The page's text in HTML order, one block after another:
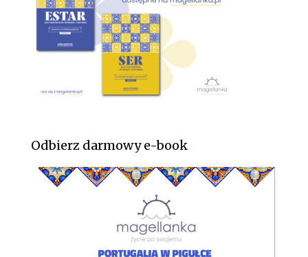
Odbierz darmowy e-book